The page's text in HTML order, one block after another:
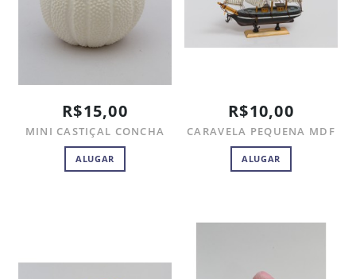
R$15,00
MINI CASTIÇAL CONCHA
ALUGAR
R$10,00
CARAVELA PEQUENA MDF
ALUGAR